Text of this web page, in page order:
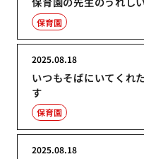
保育園
いつもそばにいてくれ
す
2025.08.18
保育園
2025.08.18